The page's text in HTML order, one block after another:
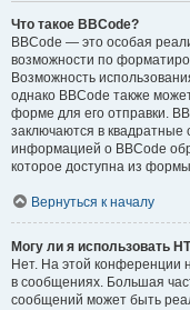
Что такое BBCode?
BBCode — это особая
возможности по
Возможность
однако BBCode также
форме для его отправки.
заключаются в квадратные
информацией о BBCode
которое доступна из
Вернуться к началу
Могу ли я использовать
Нет. На этой конференции
в сообщениях. Большая
сообщений может быть